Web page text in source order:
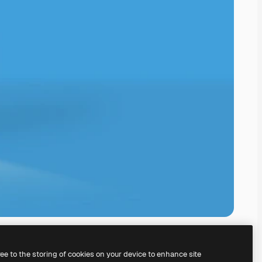
to the storing of cookies on your device to enhance site